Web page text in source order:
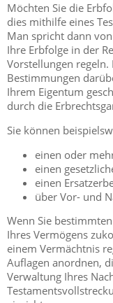
Möchten Sie die
dies mithilfe eines
Man spricht dann
Ihre Erbfolge in der
Vorstellungen
Bestimmungen
Ihrem Eigentum
durch die
Sie können
einen oder
einen
einen
über Vor- und
Wenn Sie
Ihres Vermögens
einem Vermächtnis
Auflagen anordnen,
Verwaltung Ihres